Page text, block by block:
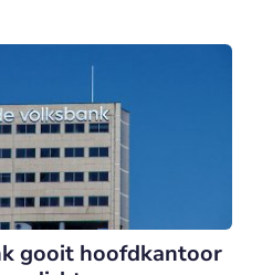
gooit hoofdkantoor